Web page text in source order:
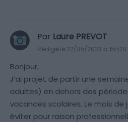
Par Laure PREVOT
Rédigé le 22/05/2023 à 15h20
Bonjour,
J’ai projet de partir une
adultes) en dehors des
vacances scolaires. Le mois de
éviter pour raison